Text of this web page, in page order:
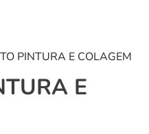
PINTURA E COLAGEM
E